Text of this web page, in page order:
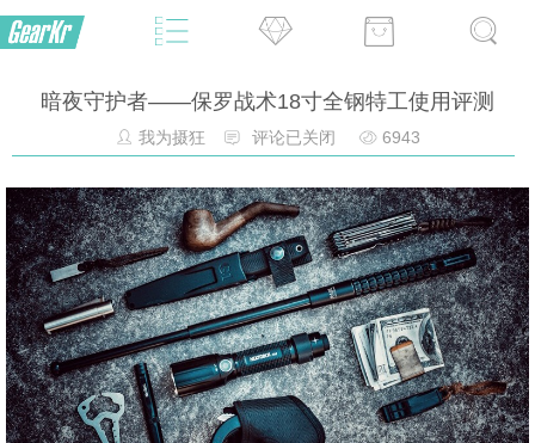
暗夜守护者——保罗战术18寸全钢特工使用评测
我为摄狂 评论已关闭 6943